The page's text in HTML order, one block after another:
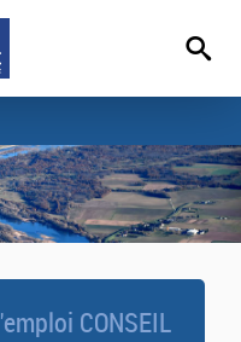
CONSEIL